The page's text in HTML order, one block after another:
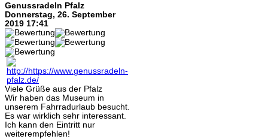
Genussradeln Pfalz
Donnerstag, 26. September
2019 17:41
Viele Grüße aus der Pfalz
Wir haben das Museum in
unserem Fahrradurlaub besucht.
Es war wirklich sehr interessant.
Ich kann den Eintritt nur
weiterempfehlen!